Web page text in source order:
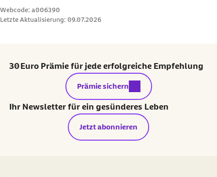
Webcode: a006390
Letzte Aktualisierung: 09.07.2026
30 Euro Prämie für jede erfolgreiche Empfehlung
externer Link:
Prämie sichern
Ihr Newsletter für ein gesünderes Leben
Jetzt abonnieren